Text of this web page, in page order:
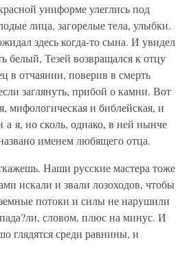
униформе улеглись под
лица, загорелые тела, улыбки.
здесь когда-то сына. И увидел
белый, Тезей возвращался к отцу
в отчаянии, поверив в смерть
заглянуть, прибой о камни. Вот
мифологическая и библейская, и
я, но сколь, однако, в ней нынче
именем любящего отца.
Наши русские мастера тоже
искали и звали лозоходов, чтобы
потоки и силы не нарушили
словом, плюс на минус. И
глядятся среди равнины, и